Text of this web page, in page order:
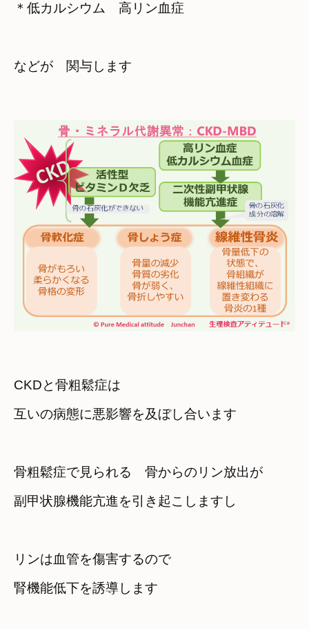
＊低カルシウム　高リン血症
などが　関与します
CKDと骨粗鬆症は
互いの病態に悪影響を及ぼし合います
骨粗鬆症で見られる　骨からのリン放出が
副甲状腺機能亢進を引き起こしますし
リンは血管を傷害するので
腎機能低下を誘導します